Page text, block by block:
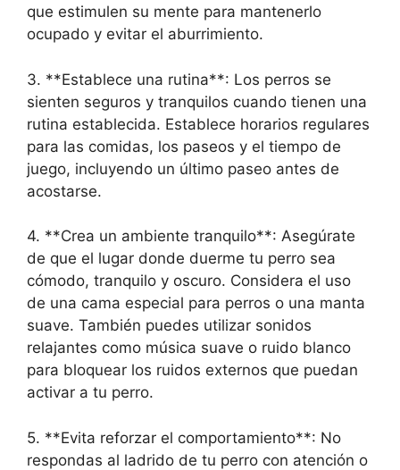
que estimulen su mente para mantenerlo
ocupado y evitar el aburrimiento.
3. **Establece una rutina**: Los perros se
sienten seguros y tranquilos cuando tienen una
rutina establecida. Establece horarios regulares
para las comidas, los paseos y el tiempo de
juego, incluyendo un último paseo antes de
acostarse.
4. **Crea un ambiente tranquilo**: Asegúrate
de que el lugar donde duerme tu perro sea
cómodo, tranquilo y oscuro. Considera el uso
de una cama especial para perros o una manta
suave. También puedes utilizar sonidos
relajantes como música suave o ruido blanco
para bloquear los ruidos externos que puedan
activar a tu perro.
5. **Evita reforzar el comportamiento**: No
respondas al ladrido de tu perro con atención o